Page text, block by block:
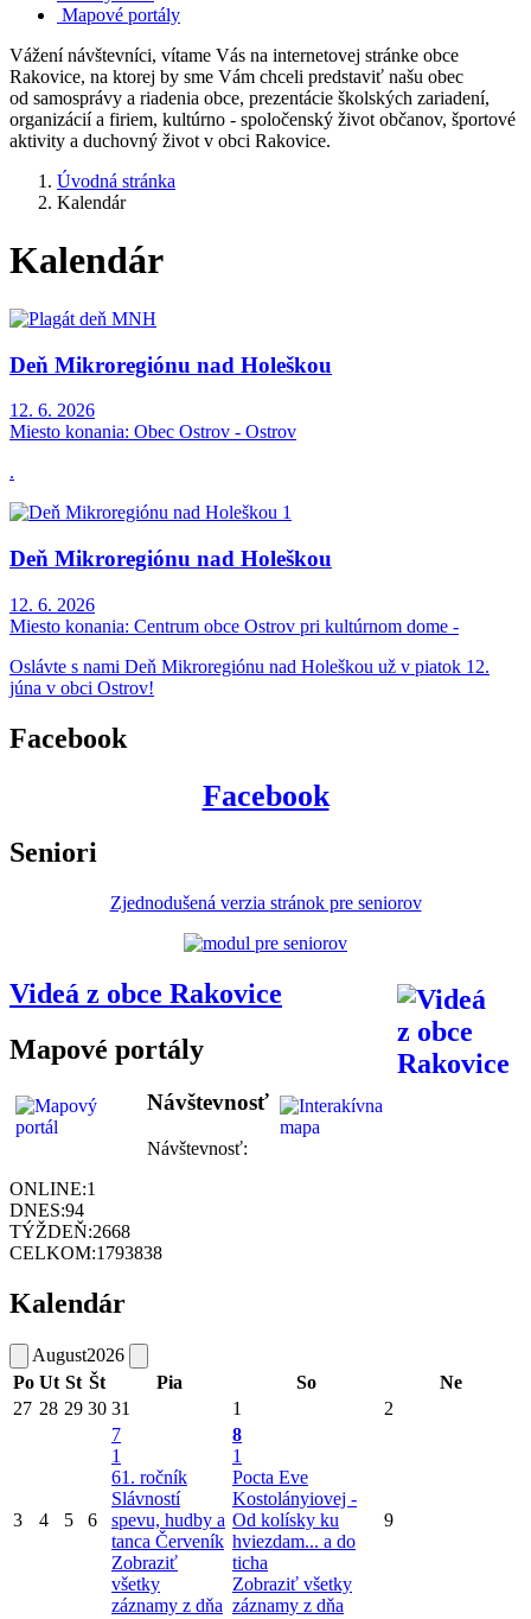
Mapové portály
Vážení návštevníci, vítame Vás na internetovej stránke obce
Rakovice, na ktorej by sme Vám chceli predstaviť našu obec
od samosprávy a riadenia obce, prezentácie školských zariadení,
organizácií a firiem, kultúrno - spoločenský život občanov, športové
aktivity a duchovný život v obci Rakovice.
Úvodná stránka
Kalendár
Kalendár
Deň Mikroregiónu nad Holeškou
12. 6. 2026
Miesto konania: Obec Ostrov - Ostrov
.
Deň Mikroregiónu nad Holeškou
12. 6. 2026
Miesto konania: Centrum obce Ostrov pri kultúrnom dome -
Oslávte s nami Deň Mikroregiónu nad Holeškou už v piatok 12.
júna v obci Ostrov!
Facebook
Facebook
Seniori
Zjednodušená verzia stránok pre seniorov
Videá z obce Rakovice
Mapové portály
Návštevnosť
Návštevnosť:
ONLINE:1
DNES:94
TÝŽDEŇ:2668
CELKOM:1793838
Kalendár
August2026
Po Ut St Št Pia So
Ne
27 28 29 30 31 1 2
3 4 5 6
7
1
61. ročník
Slávností
spevu, hudby a
tanca Červeník
Zobraziť
všetky
záznamy z dňa
8
1
Pocta Eve
Kostolányiovej -
Od kolísky ku
hviezdam... a do
ticha
Zobraziť všetky
záznamy z dňa
9